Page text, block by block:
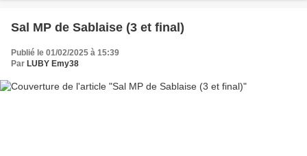
Sal MP de Sablaise (3 et final)
Publié le 01/02/2025 à 15:39
Par LUBY Emy38